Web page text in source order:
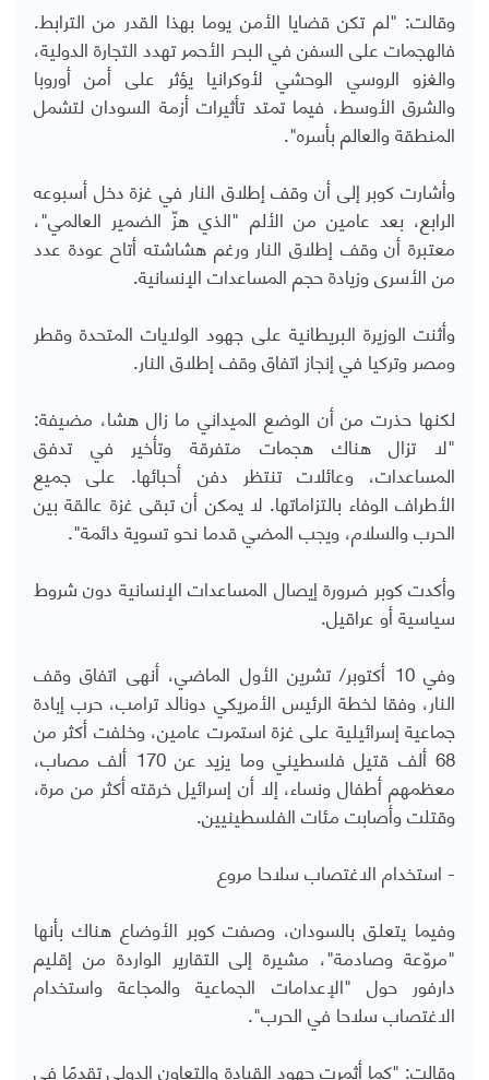
وقالت: "لم تكن قضايا الأمن يوما بهذا القدر من الترابط.
فالهجمات على السفن في البحر الأحمر تهدد التجارة الدولية،
والغزو الروسي الوحشي لأوكرانيا يؤثر على أمن أوروبا
والشرق الأوسط، فيما تمتد تأثيرات أزمة السودان لتشمل
المنطقة والعالم بأسره".
وأشارت كوبر إلى أن وقف إطلاق النار في غزة دخل أسبوعه
الرابع، بعد عامين من الألم "الذي هزّ الضمير العالمي"،
معتبرة أن وقف إطلاق النار ورغم هشاشته أتاح عودة عدد
من الأسرى وزيادة حجم المساعدات الإنسانية.
وأثنت الوزيرة البريطانية على جهود الولايات المتحدة وقطر
ومصر وتركيا في إنجاز اتفاق وقف إطلاق النار.
لكنها حذرت من أن الوضع الميداني ما زال هشا، مضيفة:
"لا تزال هناك هجمات متفرقة وتأخير في تدفق
المساعدات، وعائلات تنتظر دفن أحبائها. على جميع
الأطراف الوفاء بالتزاماتها. لا يمكن أن تبقى غزة عالقة بين
الحرب والسلام، ويجب المضي قدما نحو تسوية دائمة".
وأكدت كوبر ضرورة إيصال المساعدات الإنسانية دون شروط
سياسية أو عراقيل.
وفي 10 أكتوبر/ تشرين الأول الماضي، أنهى اتفاق وقف
النار، وفقا لخطة الرئيس الأمريكي دونالد ترامب، حرب إبادة
جماعية إسرائيلية على غزة استمرت عامين، وخلفت أكثر من
68 ألف قتيل فلسطيني وما يزيد عن 170 ألف مصاب،
معظمهم أطفال ونساء، إلا أن إسرائيل خرقته أكثر من مرة،
وقتلت وأصابت مئات الفلسطينيين.
- استخدام الاغتصاب سلاحا مروع
وفيما يتعلق بالسودان، وصفت كوبر الأوضاع هناك بأنها
"مروّعة وصادمة"، مشيرة إلى التقارير الواردة من إقليم
دارفور حول "الإعدامات الجماعية والمجاعة واستخدام
الاغتصاب سلاحا في الحرب".
وقالت: "كما أثمرت جهود القيادة والتعاون الدولي تقدمًا في